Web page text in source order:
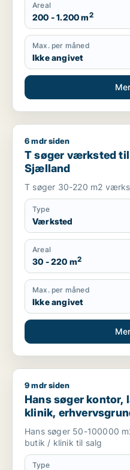
Areal
200 - 1.200 m2
Max. per måned
Ikke angivet
T søger værksted til salg i
6 mdr siden
T søger værksted til
Sjælland
T søger 30-220 m2
Type
Værksted
Areal
30 - 220 m2
Max. per måned
Ikke angivet
Hans søger kontor,
9 mdr siden
Hans søger kontor,
klinik,
produktionslokaler
Region Sjælland
Hans søger 50-100000
butik / klinik til salg
Type